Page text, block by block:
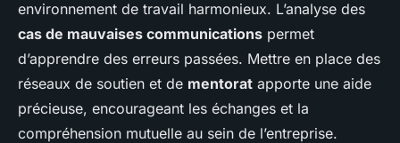
environnement de travail harmonieux. L’analyse des
cas de mauvaises communications permet
d’apprendre des erreurs passées. Mettre en place des
réseaux de soutien et de mentorat apporte une aide
précieuse, encourageant les échanges et la
compréhension mutuelle au sein de l’entreprise.